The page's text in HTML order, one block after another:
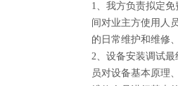
1、我方负责拟定
间对业主方使用人
的日常维护和维修
2、设备安装调试
员对设备基本原理